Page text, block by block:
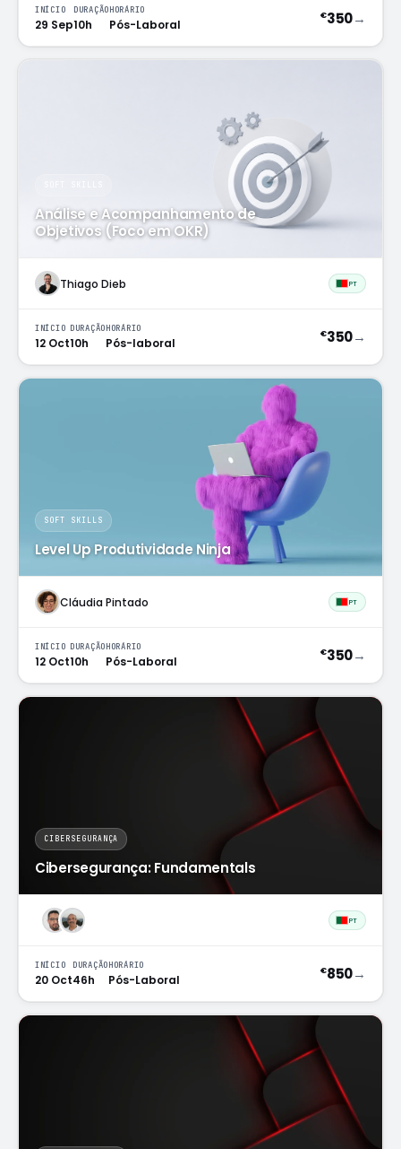
INÍCIO
29 Sep
DURAÇÃO
10h
HORÁRIO
Pós-Laboral
€350→
Análise e Acompanhamento de
Objetivos (Foco em OKR)
Thiago Dieb PT
INÍCIO
12 Oct
DURAÇÃO
10h
HORÁRIO
Pós-laboral
€350→
SOFT SKILLS
Level Up Produtividade Ninja
Cláudia Pintado PT
INÍCIO
12 Oct
DURAÇÃO
10h
HORÁRIO
Pós-Laboral
€350→
CIBERSEGURANÇA
Cibersegurança: Fundamentals
PT
INÍCIO
20 Oct
DURAÇÃO
46h
HORÁRIO
Pós-Laboral
€850→